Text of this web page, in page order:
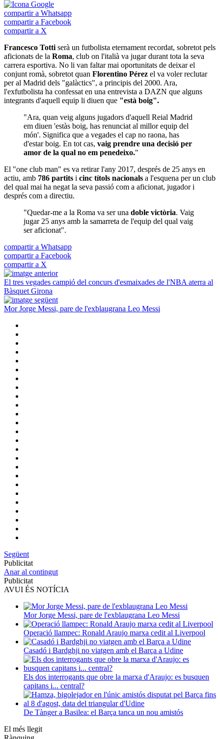
compartir a Whatsapp
compartir a Facebook
compartir a X
Francesco Totti serà un futbolista eternament recordat, sobretot pels
aficionats de la Roma, club on l'italià va jugar durant tota la seva
carrera esportiva. No li van faltar mai oportunitats de deixar el
conjunt romà, sobretot quan Florentino Pérez el va voler reclutar
per al Madrid dels "galàctics", a principis del 2000. Ara,
l'exfutbolista ha confessat en una entrevista a DAZN que alguns
integrants d'aquell equip li diuen que "està boig".
"Ara, quan veig alguns jugadors d'aquell Reial Madrid
em diuen 'estàs boig, has renunciat al millor equip del
món'. Significa que a vegades el cap no raona, has
d'estar boig. En tot cas, vaig prendre una decisió per
amor de la qual no em penedeixo."
El "one club man" es va retirar l'any 2017, després de 25 anys en
actiu, amb 786 partits i cinc títols nacionals a l'esquena per un club
del qual mai ha negat la seva passió com a aficionat, jugador i
després com a directiu.
"Quedar-me a la Roma va ser una doble victòria. Vaig
jugar 25 anys amb la samarreta de l'equip del qual vaig
ser aficionat".
compartir a Whatsapp
compartir a Facebook
compartir a X
El tres vegades campió del concurs d'esmaixades de l'NBA aterra al
Bàsquet Girona
Mor Jorge Messi, pare de l'exblaugrana Leo Messi
Següent
Publicitat
Anar al contingut
Publicitat
AVUI ÉS NOTÍCIA
Mor Jorge Messi, pare de l'exblaugrana Leo Messi
Operació llampec: Ronald Araujo marxa cedit al Liverpool
Casadó i Bardghji no viatgen amb el Barça a Udine
Els dos interrogants que obre la marxa d'Araujo: es busquen
capitans i... central?
De Tànger a Basilea: el Barça tanca un nou amistós
El més llegit